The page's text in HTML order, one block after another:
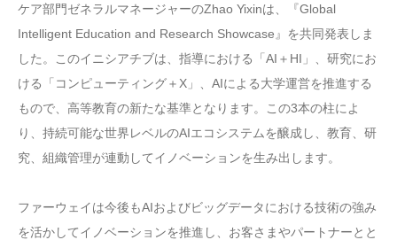
ケア部門ゼネラルマネージャーのZhao Yixinは、『Global
Intelligent Education and Research Showcase』を共同発表しま
した。このイニシアチブは、指導における「AI＋HI」、研究にお
ける「コンピューティング＋X」、AIによる大学運営を推進する
もので、高等教育の新たな基準となります。この3本の柱によ
り、持続可能な世界レベルのAIエコシステムを醸成し、教育、研
究、組織管理が連動してイノベーションを生み出します。
ファーウェイは今後もAIおよびビッグデータにおける技術の強み
を活かしてイノベーションを推進し、お客さまやパートナーとと